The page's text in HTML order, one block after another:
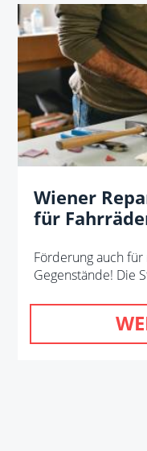
Wiener
für
Förderung auch
Gegenstände! Die